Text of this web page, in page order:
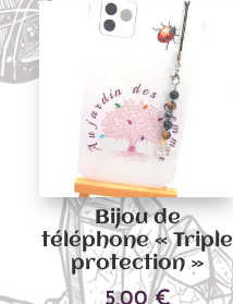
Bijou de
téléphone « Triple
protection »